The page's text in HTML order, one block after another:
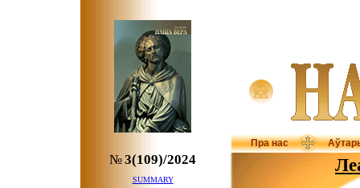
Пра нас
№3(109)/2024
SUMMARY